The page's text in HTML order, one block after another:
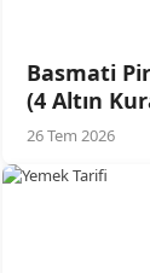
Basmati
(4 Altın
26 Tem 2026